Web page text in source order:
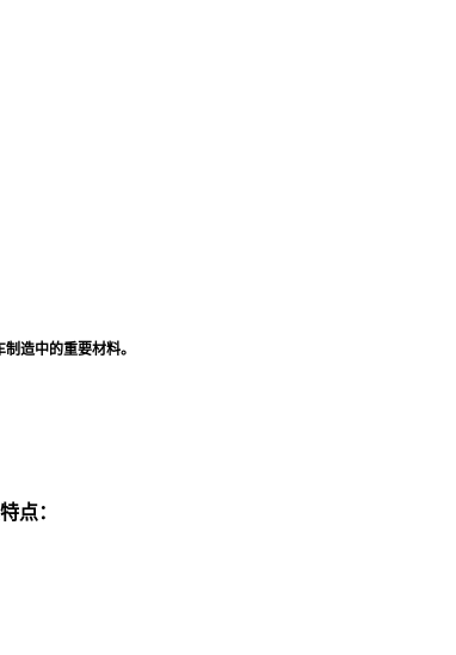
制造中的重要材料。
点：